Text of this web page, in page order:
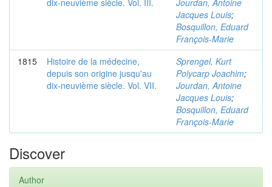
dix-neuvième siècle. Vol. III.
Jourdan, Antoine
Jacques Louis;
Bosquillon, Eduard
François-Marie
1815
Histoire de la médecine,
depuis son origine jusqu'au
dix-neuvième siècle. Vol. VII.
Sprengel, Kurt
Polycarp Joachim;
Jourdan, Antoine
Jacques Louis;
Bosquillon, Eduard
François-Marie
Discover
Author